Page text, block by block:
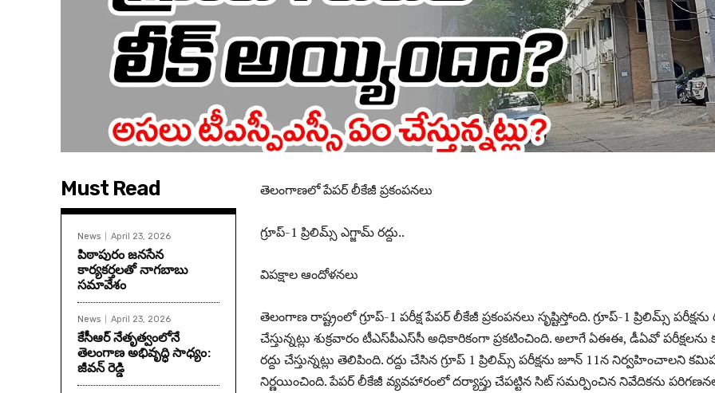
Must Read
News April 23, 2026
పిఠాపురం జనసేన
కార్యకర్తలతో నాగబాబు
సమావేశం
News April 23, 2026
కేసీఆర్ నేతృత్వంలోనే
తెలంగాణ అభివృద్ధి సాధ్యం:
జీవన్ రెడ్డి
తెలంగాణ‌లో పేపర్‌ లీకేజీ ప్ర‌కంప‌న‌లు
గ్రూప్‌-1 ప్రిలిమ్స్‌ ఎగ్జామ్‌ రద్దు..
విప‌క్షాల ఆందోళ‌న‌లు
తెలంగాణ రాష్ట్రంలో గ్రూప్‌-1 ప‌రీక్ష పేప‌ర్ లీకేజీ ప్ర‌కంప‌న‌లు సృష్టిస్తోంది. గ్రూప్‌-1 ప్రిలిమ్స్‌ పరీక్షను
చేస్తున్నట్లు శుక్రవారం టీఎస్‌పీఎస్‌సీ అధికారికంగా ప్రకటించింది. అలాగే ఏఈఈ, డీఏవో
రద్దు చేస్తున్నట్లు తెలిపింది. రద్దు చేసిన గ్రూప్‌ 1 ప్రిలిమ్స్‌ పరీక్షను జూన్‌ 11న నిర్వహించాలని
నిర్ణయించింది. పేపర్‌ లీకేజీ వ్యవహారంలో దర్యాప్తు చేపట్టిన సిట్‌ సమర్పించిన నివేదికను